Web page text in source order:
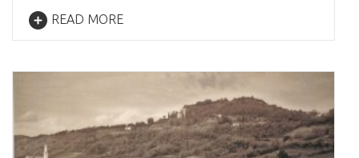
READ MORE